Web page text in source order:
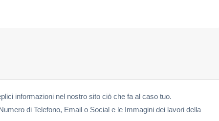
informazioni nel nostro sito ciò che fa al caso tuo.
di Telefono, Email o Social e le Immagini dei lavori della